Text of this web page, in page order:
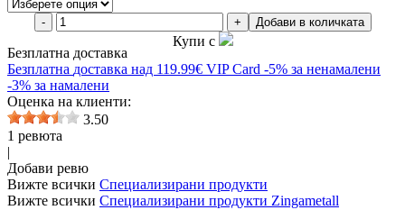
- + Добави в количката
Купи с
Безплатна доставка
Безплатна доставка над 119.99€ VIP Card -5% за ненамалени
-3% за намалени
Оценка на клиенти:
3.50
1 ревюта
|
Добави ревю
Вижте всички Специализирани продукти
Вижте всички Специализирани продукти Zingametall